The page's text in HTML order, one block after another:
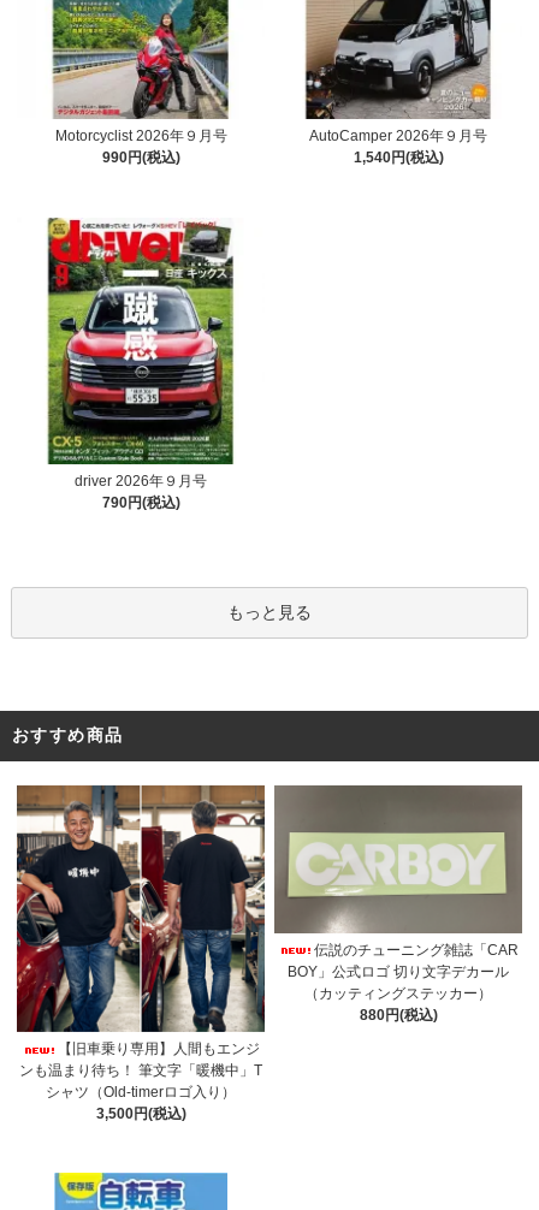
Motorcyclist 2026年９月号
990円(税込)
AutoCamper 2026年９月号
1,540円(税込)
driver 2026年９月号
790円(税込)
もっと見る
おすすめ商品
【旧車乗り専用】人間もエンジ
ンも温まり待ち！ 筆文字「暖機中」T
シャツ（Old-timerロゴ入り）
3,500円(税込)
伝説のチューニング雑誌「CAR
BOY」公式ロゴ 切り文字デカール
（カッティングステッカー）
880円(税込)